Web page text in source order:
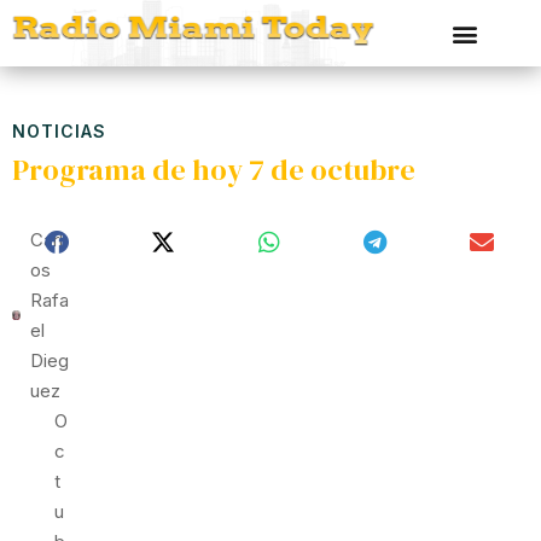
NOTICIAS
Programa de hoy 7 de octubre
Carl
Os
Rafa
El
Dieg
Uez
O
C
T
U